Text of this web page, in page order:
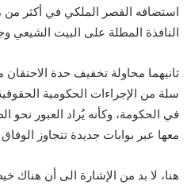
استضافه القصر الملكي في أكثر من
النافذة المطلة على البيت الشيعي
ثانيهما محاولة تخفيف حدة الاحتقان
سلة من الإجراءات الحكومية
في الحكومة، وكأنه يُراد العبور نحو
معها عبر بوابات جديدة تتجاوز الوفاق
هنا، لا بد من الإشارة الى أن هناك